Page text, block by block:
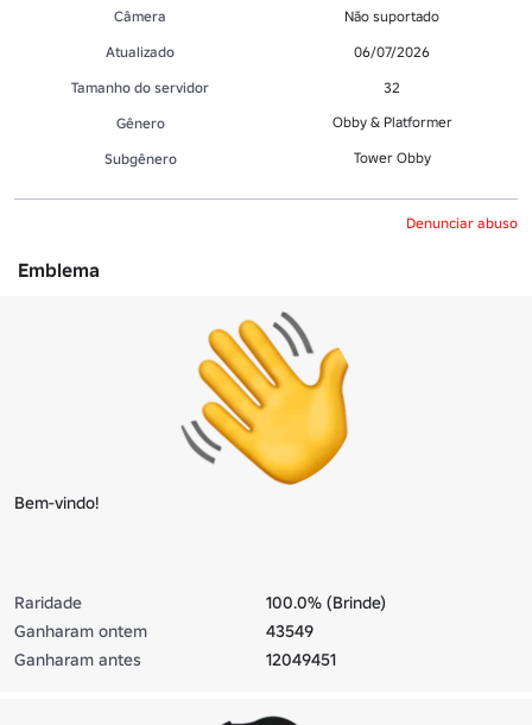
Câmera
Não suportado
Atualizado
06/07/2026
Tamanho do servidor
32
Gênero
Obby & Platformer
Subgênero Tower Obby
Denunciar abuso
Emblema
Bem-vindo!
Raridade
100.0% (Brinde)
Ganharam ontem
43549
Ganharam antes
12049451